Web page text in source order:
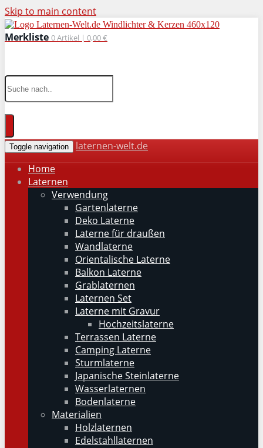
Skip to main content
Merkliste 0Artikel | 0,00 €
Toggle navigation
laternen-welt.de
Home
Laternen
Verwendung
Gartenlaterne
Deko Laterne
Laterne für draußen
Wandlaterne
Orientalische Laterne
Balkon Laterne
Grablaternen
Laternen Set
Laterne mit Gravur
Hochzeitslaterne
Terrassen Laterne
Camping Laterne
Sturmlaterne
Japanische Steinlaterne
Wasserlaternen
Bodenlaterne
Materialien
Holzlaternen
Edelstahllaternen